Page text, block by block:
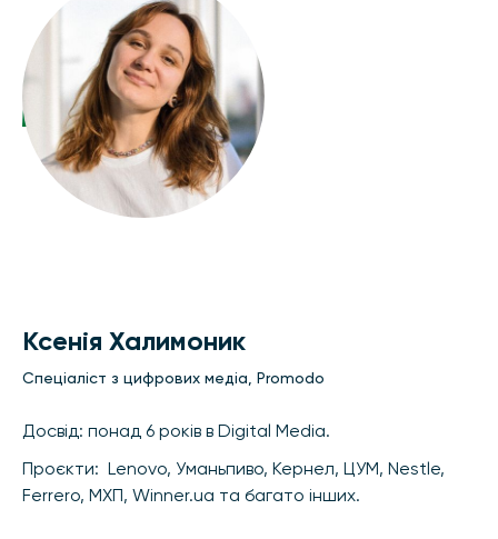
Ксенія Халимоник
Спеціаліст з цифрових медіа, Promodo
Досвід: понад 6 років в Digital Media.
Проєкти: Lenovo, Уманьпиво, Кернел, ЦУМ, Nestle,
Ferrero, МХП, Winner.ua та багато інших.